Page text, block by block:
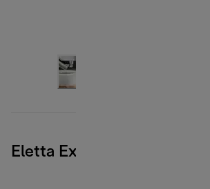
Eletta Explore, ciemnoszary